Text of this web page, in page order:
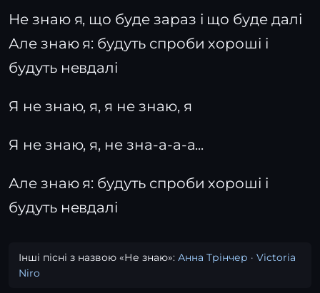
Не знаю я, що буде зараз і що буде далі
Але знаю я: будуть спроби хороші і
будуть невдалі
Я не знаю, я, я не знаю, я
Я не знаю, я, не зна-а-а-а...
Але знаю я: будуть спроби хороші і
будуть невдалі
Інші пісні з назвою «Не знаю»: Анна Трінчер · Victoria
Niro